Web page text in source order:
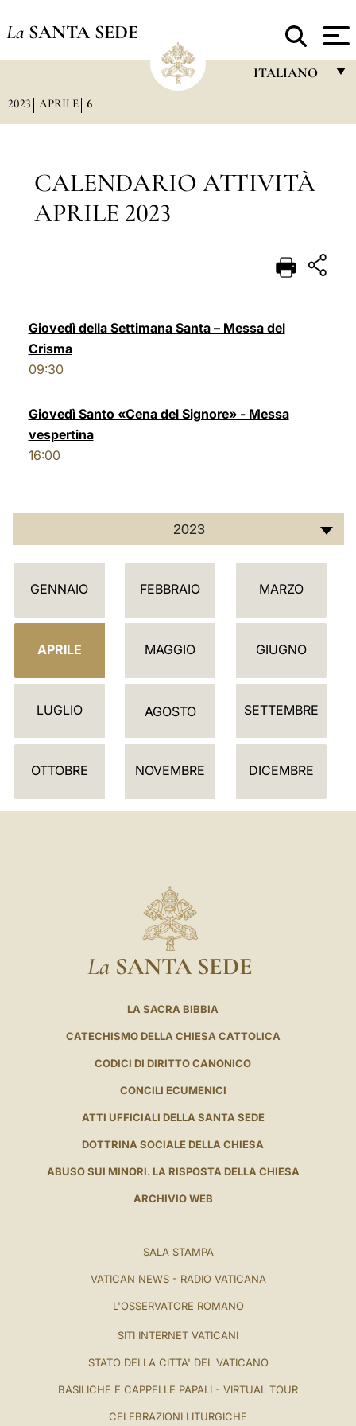
La SANTA SEDE
ITALIANO
DEUTSCH
العربيّة
2023 APRILE 6
CALENDARIO ATTIVITÀ
APRILE 2023
Giovedì della Settimana Santa – Messa del
Crisma
09:30
Giovedì Santo «Cena del Signore» - Messa
vespertina
16:00
2023
C
L
D
R
GENNAIO FEBBRAIO MARZO
APRILE MAGGIO GIUGNO
LUGLIO AGOSTO SETTEMBRE
OTTOBRE NOVEMBRE DICEMBRE
La SANTA SEDE
LA SACRA BIBBIA
CATECHISMO DELLA CHIESA CATTOLICA
CODICI DI DIRITTO CANONICO
CONCILI ECUMENICI
ATTI UFFICIALI DELLA SANTA SEDE
DOTTRINA SOCIALE DELLA CHIESA
ABUSO SUI MINORI. LA RISPOSTA DELLA CHIESA
ARCHIVIO WEB
SALA STAMPA
VATICAN NEWS - RADIO VATICANA
L'OSSERVATORE ROMANO
SITI INTERNET VATICANI
STATO DELLA CITTA' DEL VATICANO
BASILICHE E CAPPELLE PAPALI - VIRTUAL TOUR
CELEBRAZIONI LITURGICHE